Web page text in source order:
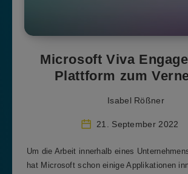
Microsoft Viva
Plattform zum
Isabel Rößner
21. September 2022
Um die Arbeit innerhalb eines
hat Microsoft schon einige Applikationen